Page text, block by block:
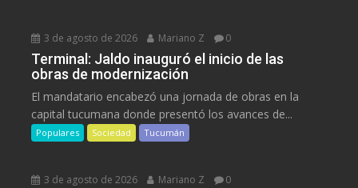
3 de agosto de 2026 Mariano Z 0
Terminal: Jaldo inauguró el inicio de las
obras de modernización
El mandatario encabezó una jornada de obras en la
capital tucumana donde presentó los avances de...
Populares Sociedad Tucumán
3 de agosto de 2026 Mariano Z 0